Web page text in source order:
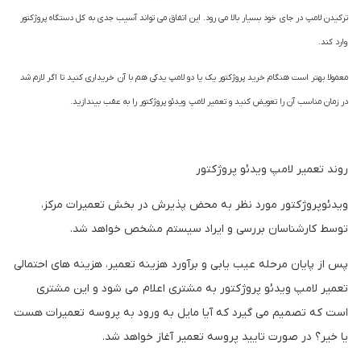
ترکیدن لامپ در جای خود بسیار بالا می رود. این اتفاق می تواند آسیب جدی به کل دستگاه پروژکتور
وارد کند.
معمولا بهتر است هنگام خرید پروژکتور یک یا دو لامپ یدکی هم با آن خریداری کنید تا اگر لازم شد
در زمان مناسب آن را تعویض کنید و تعمیر لامپ ویدئو پروژکتور را به عقب بیندازید.
روند تعمیر لامپ ویدئو پروژکتور
ویدئوپروژکتور مورد نظر به محض پذیرش در بخش تعمیرات مرکز،
توسط کارشناسان بررسی و ایراد سیستم مشخص خواهد شد.
پس از پایان مرحله عیب یابی و برآورد هزینه تعمیر، هزینه های احتمالی
تعمیر لامپ ویدئو پروژکتور به مشتری اعلام می شود و این مشتری
است که تصمیم می گیرد که آیا مایل به ورود به پروسه تعمیرات هست
یا خیر؟ در صورت تایید پروسه تعمیر آغاز خواهد شد.